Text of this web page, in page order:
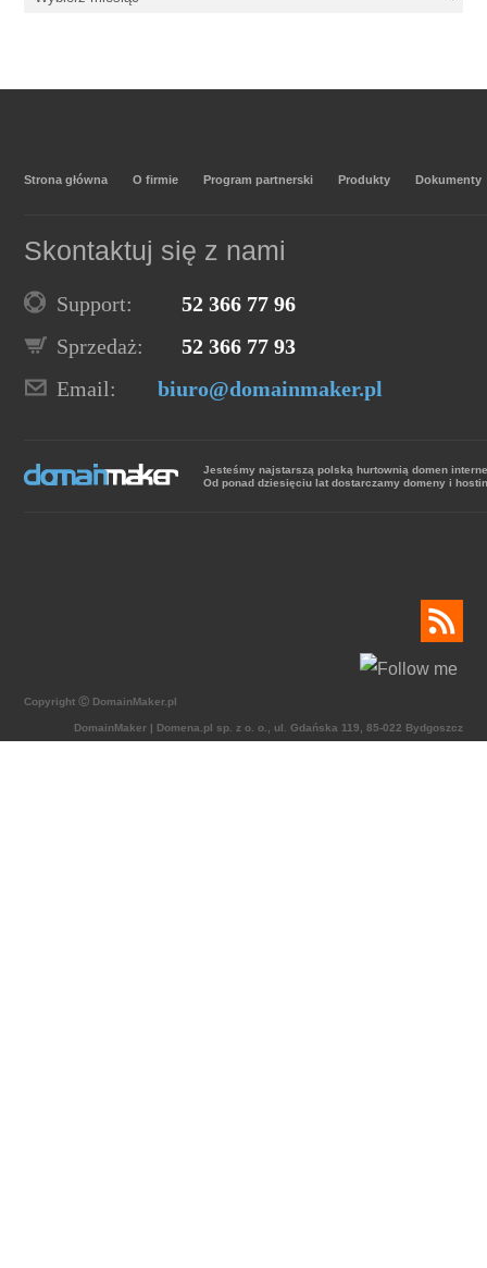
Strona główna O firmie Program partnerski Produkty Dokumenty
Skontaktuj się z nami
Support:
52 366 77 96
Sprzedaż:
52 366 77 93
Email:
biuro@domainmaker.pl
Jesteśmy najstarszą polską hurtownią domen
Od ponad dziesięciu lat dostarczamy domeny i
Copyright Ⓒ DomainMaker.pl
DomainMaker | Domena.pl sp. z o. o., ul. Gdańska 119, 85-022 Bydgoszcz